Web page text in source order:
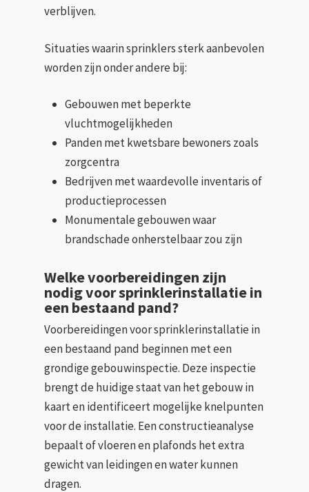
verblijven.
Situaties waarin sprinklers sterk aanbevolen
worden zijn onder andere bij:
Gebouwen met beperkte
vluchtmogelijkheden
Panden met kwetsbare bewoners zoals
zorgcentra
Bedrijven met waardevolle inventaris of
productieprocessen
Monumentale gebouwen waar
brandschade onherstelbaar zou zijn
Welke voorbereidingen zijn
nodig voor sprinklerinstallatie in
een bestaand pand?
Voorbereidingen voor sprinklerinstallatie in
een bestaand pand beginnen met een
grondige gebouwinspectie. Deze inspectie
brengt de huidige staat van het gebouw in
kaart en identificeert mogelijke knelpunten
voor de installatie. Een constructieanalyse
bepaalt of vloeren en plafonds het extra
gewicht van leidingen en water kunnen
dragen.